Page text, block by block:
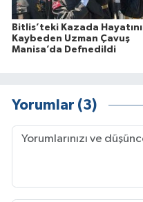
Bitlis’teki Kazada Hayatını
Kaybeden Uzman Çavuş
Manisa’da Defnedildi
Yorumlar (3)